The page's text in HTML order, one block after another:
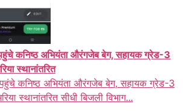
कनिष्ठ अभियंता औरंगजेब बेग, सहायक ग्रेड-3
स्थानांतरित
पहुंचे कनिष्ठ अभियंता औरंगजेब बेग, सहायक ग्रेड-3
स्थानांतरित सीधी बिजली विभाग...